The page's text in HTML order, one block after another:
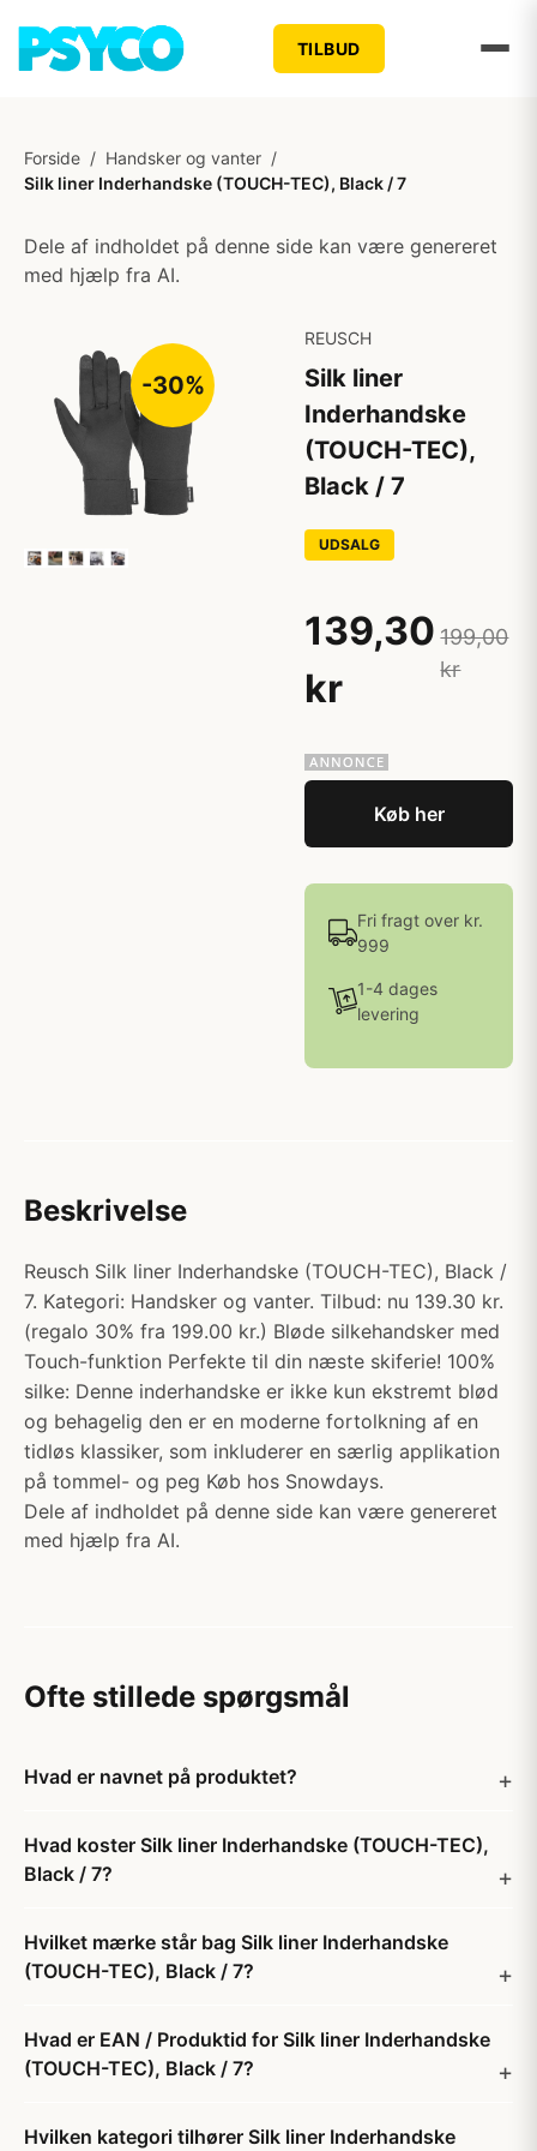
TILBUD
Forside / Handsker og vanter /
Silk liner Inderhandske (TOUCH-TEC), Black / 7
Dele af indholdet på denne side kan være genereret
med hjælp fra AI.
-30%
REUSCH
Silk liner
Inderhandske
(TOUCH-TEC),
Black / 7
UDSALG
139,30
kr
199,00
kr
Køb her
Fri fragt over kr.
999
1-4 dages
levering
Beskrivelse
Reusch Silk liner Inderhandske (TOUCH-TEC), Black /
7. Kategori: Handsker og vanter. Tilbud: nu 139.30 kr.
(regalo 30% fra 199.00 kr.) Bløde silkehandsker med
Touch-funktion Perfekte til din næste skiferie! 100%
silke: Denne inderhandske er ikke kun ekstremt blød
og behagelig den er en moderne fortolkning af en
tidløs klassiker, som inkluderer en særlig applikation
på tommel- og peg Køb hos Snowdays.
Dele af indholdet på denne side kan være genereret
med hjælp fra AI.
Ofte stillede spørgsmål
Hvad er navnet på produktet?
Hvad koster Silk liner Inderhandske (TOUCH-TEC),
Black / 7?
Hvilket mærke står bag Silk liner Inderhandske
(TOUCH-TEC), Black / 7?
Hvad er EAN / Produktid for Silk liner Inderhandske
(TOUCH-TEC), Black / 7?
Hvilken kategori tilhører Silk liner Inderhandske